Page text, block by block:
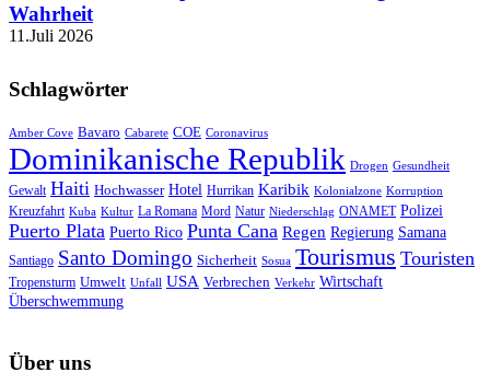
Wahrheit
11.Juli 2026
Schlagwörter
Amber Cove Bavaro Cabarete COE Coronavirus
Dominikanische Republik Drogen Gesundheit
Gewalt Haiti Hochwasser Hotel Hurrikan Karibik Kolonialzone Korruption
Kreuzfahrt Kuba Kultur La Romana Mord Natur Niederschlag ONAMET Polizei
Puerto Plata Puerto Rico Punta Cana Regen Regierung Samana
Santiago Santo Domingo Sicherheit Sosua Tourismus Touristen
Tropensturm Umwelt Unfall USA Verbrechen Verkehr Wirtschaft
Überschwemmung
Über uns